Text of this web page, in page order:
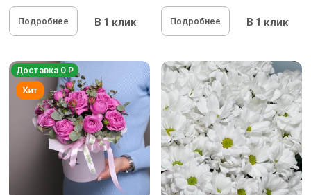
Подробнее В 1 клик Подробнее В 1 клик
Доставка 0 Р